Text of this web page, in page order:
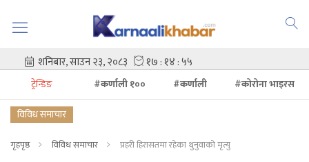
ट्रेन्डिङ #कर्णाली १०० #कर्णाली
#कोरोना भाइरस
विविध समाचार
गृहपृष्ठ विविध समाचार प्रहरी हिरासतमा रहेका थुनुवाको मृत्यु